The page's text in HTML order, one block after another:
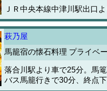
ＪＲ中央本線中津川駅出口
萩乃屋
馬籠宿の懐石料理 プライベ
落合川駅より車で25分。馬
バス馬籠行きで30分、終点下